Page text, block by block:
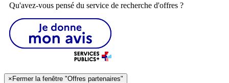
Qu'avez-vous pensé du service de recherche d'offres ?
×Fermer la fenêtre "Offres partenaires"